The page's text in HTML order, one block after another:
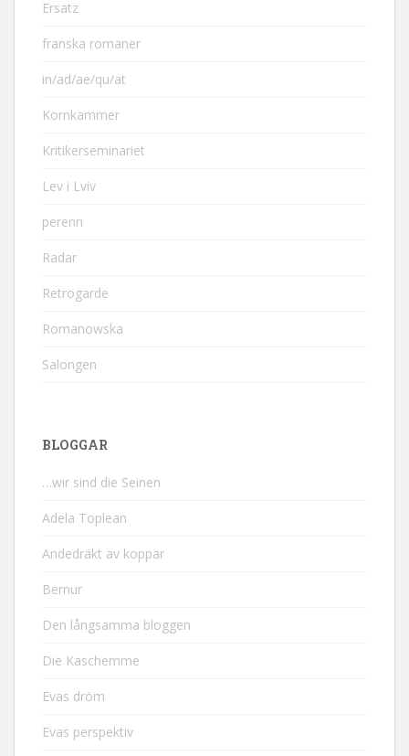
Ersatz
franska romaner
in/ad/ae/qu/at
Kornkammer
Kritikerseminariet
Lev i Lviv
perenn
Radar
Retrogarde
Romanowska
Salongen
BLOGGAR
…wir sind die Seinen
Adela Toplean
Andedräkt av koppar
Bernur
Den långsamma bloggen
Die Kaschemme
Evas dröm
Evas perspektiv